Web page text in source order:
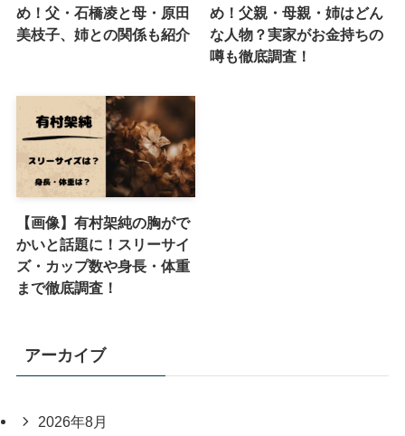
め！父・石橋凌と母・原田
美枝子、姉との関係も紹介
め！父親・母親・姉はどん
な人物？実家がお金持ちの
噂も徹底調査！
【画像】有村架純の胸がで
かいと話題に！スリーサイ
ズ・カップ数や身長・体重
まで徹底調査！
アーカイブ
2026年8月